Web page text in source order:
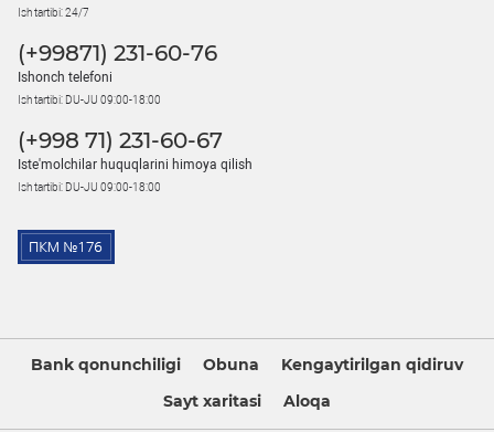
Ish tartibi: 24/7
(+99871) 231-60-76
Ishonch telefoni
Ish tartibi: DU-JU 09:00-18:00
(+998 71) 231-60-67
Iste'molchilar huquqlarini himoya qilish
Ish tartibi: DU-JU 09:00-18:00
Bank qonunchiligi Obuna
Kengaytirilgan qidiruv
Sayt xaritasi
Aloqa